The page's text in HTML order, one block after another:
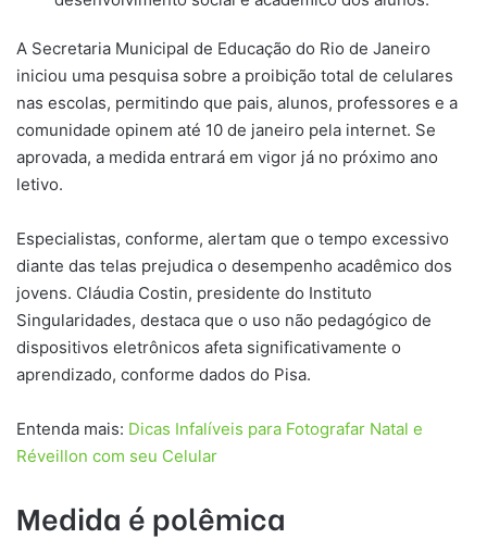
A Secretaria Municipal de Educação do Rio de Janeiro
iniciou uma pesquisa sobre a proibição total de celulares
nas escolas, permitindo que pais, alunos, professores e a
comunidade opinem até 10 de janeiro pela internet. Se
aprovada, a medida entrará em vigor já no próximo ano
letivo.
Especialistas, conforme, alertam que o tempo excessivo
diante das telas prejudica o desempenho acadêmico dos
jovens. Cláudia Costin, presidente do Instituto
Singularidades, destaca que o uso não pedagógico de
dispositivos eletrônicos afeta significativamente o
aprendizado, conforme dados do Pisa.
Entenda mais: Dicas Infalíveis para Fotografar Natal e
Réveillon com seu Celular
Medida é polêmica